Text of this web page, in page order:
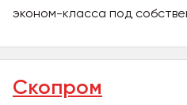
эконом-класса под
Скопром